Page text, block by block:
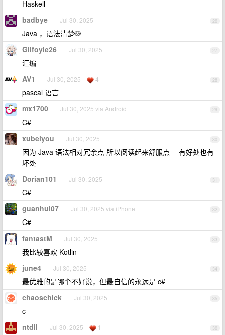
Haskell
26
badbye Jul 30, 2025
Java ，语法清楚🐶
27
Gilfoyle26 Jul 30, 2025
汇编
28
AV1 Jul 30, 2025 4
pascal 语言
29
mx1700 Jul 30, 2025 via Android
C#
30
xubeiyou Jul 30, 2025
因为 Java 语法相对冗余点 所以阅读起来舒服点- - 有好处也有
坏处
31
Dorian101 Jul 30, 2025
C#
32
guanhui07 Jul 30, 2025 via iPhone
C#
33
fantastM Jul 30, 2025
我比较喜欢 Kotlin
34
june4 Jul 30, 2025
最优雅的是哪个不好说，但最自信的永远是 c#
35
chaoschick Jul 30, 2025
c
36
ntdll Jul 30, 2025 1